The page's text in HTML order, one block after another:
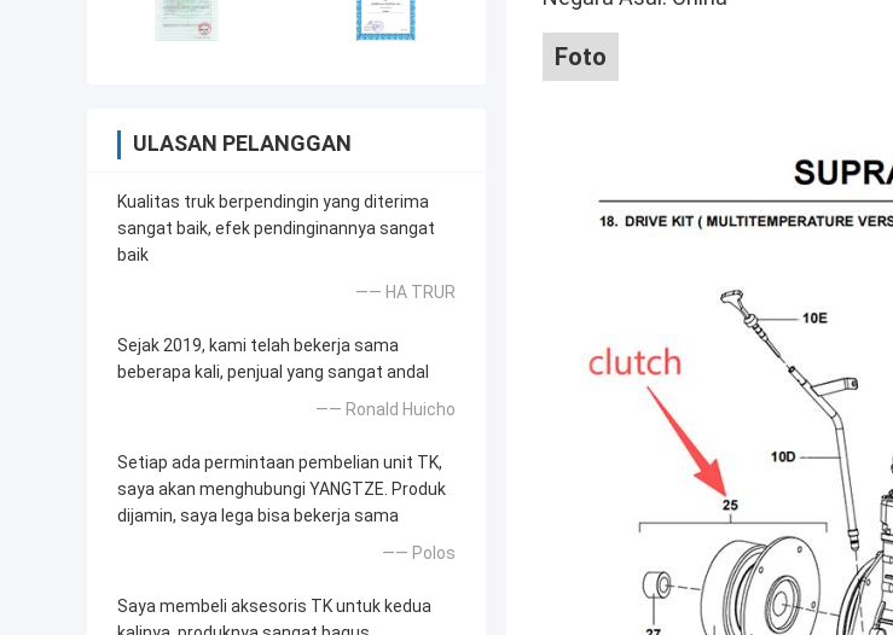
ULASAN PELANGGAN
Kualitas truk berpendingin yang diterima
sangat baik, efek pendinginannya sangat
baik
—— HA TRUR
Sejak 2019, kami telah bekerja sama
beberapa kali, penjual yang sangat andal
—— Ronald Huicho
Setiap ada permintaan pembelian unit TK,
saya akan menghubungi YANGTZE. Produk
dijamin, saya lega bisa bekerja sama
—— Polos
Saya membeli aksesoris TK untuk kedua
Foto